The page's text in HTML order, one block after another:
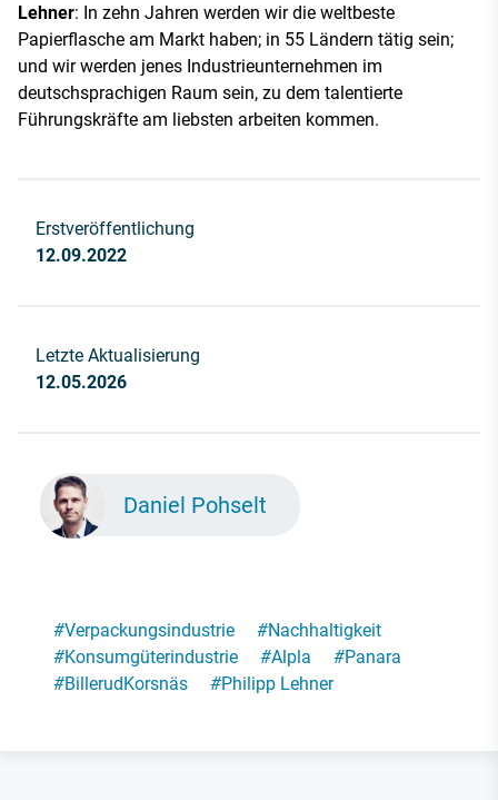
Lehner: In zehn Jahren werden wir die weltbeste
Papierflasche am Markt haben; in 55 Ländern tätig sein;
und wir werden jenes Industrieunternehmen im
deutschsprachigen Raum sein, zu dem talentierte
Führungskräfte am liebsten arbeiten kommen.
Erstveröffentlichung
12.09.2022
Letzte Aktualisierung
12.05.2026
Daniel Pohselt
#Verpackungsindustrie #Nachhaltigkeit
#Konsumgüterindustrie #Alpla #Panara
#BillerudKorsnäs #Philipp Lehner